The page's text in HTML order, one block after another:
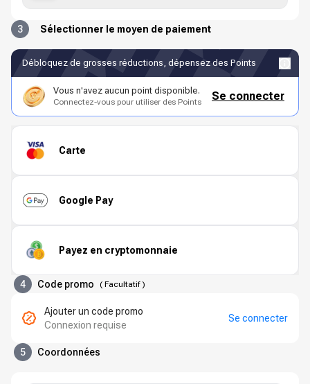
3 Sélectionner le moyen de paiement
Débloquez de grosses réductions, dépensez des Points
Vous n'avez aucun point disponible.
Connectez-vous pour utiliser des Points Se connecter
Carte
Google Pay
Payez en cryptomonnaie
4 Code promo ( Facultatif)
Ajouter un code promo
Connexion requise
Se connecter
5 Coordonnées